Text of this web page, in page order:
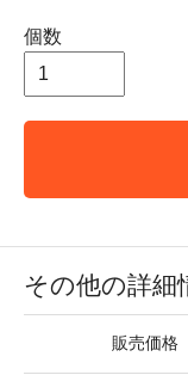
個数
その他の詳細
販売価格